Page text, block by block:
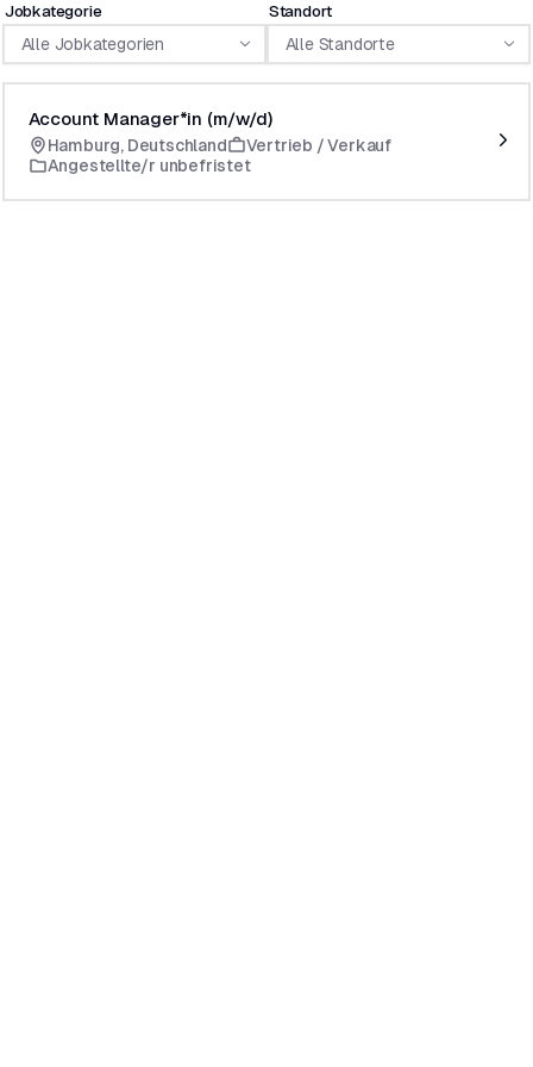
Jobkategorie
Alle Jobkategorien
Standort
Alle Standorte
Account Manager*in (m/w/d)
Hamburg, Deutschland
Vertrieb / Verkauf
Angestellte/r unbefristet